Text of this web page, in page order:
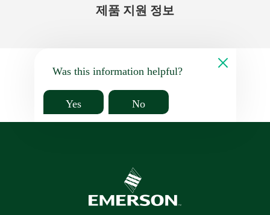
제품 지원 정보
Was this information helpful?
Yes No